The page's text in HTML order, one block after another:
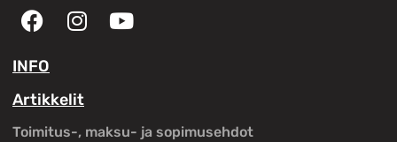
INFO
Artikkelit
Toimitus-, maksu- ja sopimusehdot